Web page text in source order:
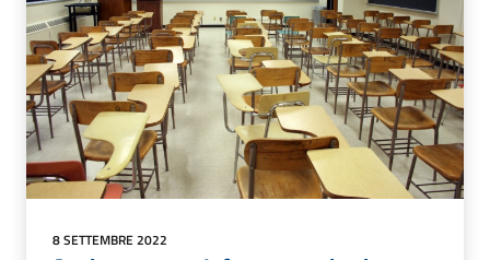
8 SETTEMBRE 2022